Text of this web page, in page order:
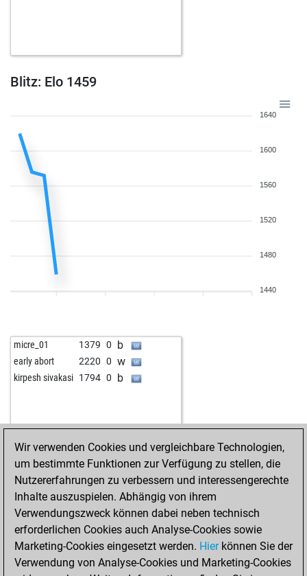
Blitz: Elo 1459
1640
1600
1560
1520
1480
1440
micre_01 1379 0 b
early abort 2220 0 w
kirpesh sivakasi 1794 0 b
Wir verwenden Cookies und vergleichbare Technologien,
um bestimmte Funktionen zur Verfügung zu stellen, die
Nutzererfahrungen zu verbessern und interessengerechte
Inhalte auszuspielen. Abhängig von ihrem
Verwendungszweck können dabei neben technisch
erforderlichen Cookies auch Analyse-Cookies sowie
Marketing-Cookies eingesetzt werden. Hierkönnen Sie der
Verwendung von Analyse-Cookies und Marketing-Cookies